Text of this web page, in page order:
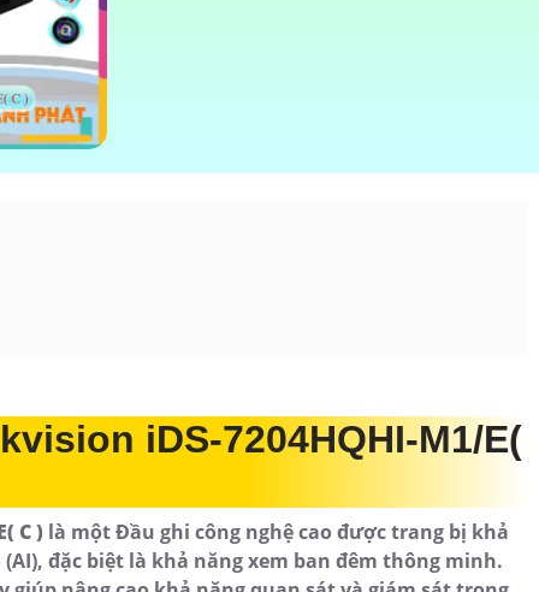
iDS-7204HQHI-M1/E(
C ) là một Đầu ghi công nghệ cao được trang bị khả
đặc biệt là khả năng xem ban đêm thông minh.